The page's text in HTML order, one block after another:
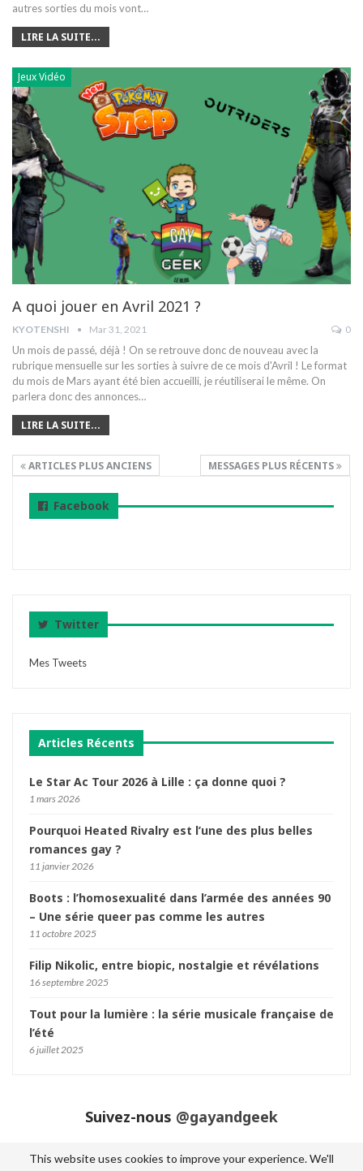
autres sorties du mois vont…
LIRE LA SUITE...
Jeux Vidéo
A quoi jouer en Avril 2021 ?
KYOTENSHI Mar 31, 2021 0
Un mois de passé, déjà ! On se retrouve donc de nouveau avec la
rubrique mensuelle sur les sorties à suivre de ce mois d'Avril ! Le format
du mois de Mars ayant été bien accueilli, je réutiliserai le même. On
parlera donc des annonces…
LIRE LA SUITE...
ARTICLES PLUS ANCIENS MESSAGES PLUS RÉCENTS
Facebook
Twitter
Mes Tweets
Articles Récents
Le Star Ac Tour 2026 à Lille : ça donne quoi ?
1 mars 2026
Pourquoi Heated Rivalry est l’une des plus belles
romances gay ?
11 janvier 2026
Boots : l’homosexualité dans l’armée des années 90
– Une série queer pas comme les autres
11 octobre 2025
Filip Nikolic, entre biopic, nostalgie et révélations
16 septembre 2025
Tout pour la lumière : la série musicale française de
l’été
6 juillet 2025
Suivez-nous @gayandgeek
This website uses cookies to improve your experience. We'll